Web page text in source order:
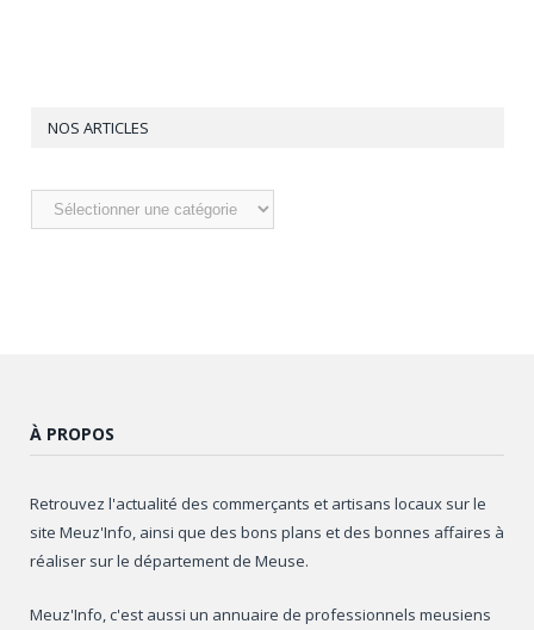
NOS ARTICLES
Nos
articles
À PROPOS
Retrouvez l'actualité des commerçants et artisans locaux sur le
site Meuz'Info, ainsi que des bons plans et des bonnes affaires à
réaliser sur le département de Meuse.
Meuz'Info, c'est aussi un annuaire de professionnels meusiens